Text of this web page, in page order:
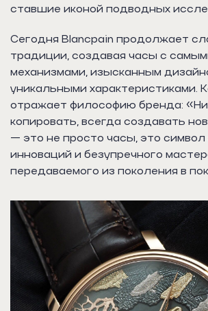
ставшие иконой подводных
Сегодня Blancpain продолжает
традиции, создавая часы с
механизмами, изысканным
уникальными характеристиками.
отражает философию бренда:
копировать, всегда создавать
— это не просто часы, это символ
инноваций и безупречного
передаваемого из поколения в